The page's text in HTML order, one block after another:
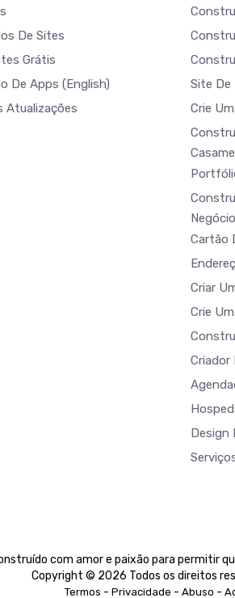
De Sites
Grátis
De Apps (English)
Atualizações
Site De
Crie
Cartão
Criar
Crie
Criador
Design
com amor e paixão para permitir
Copyright © 2026 Todos os direitos
Termos - Privacidade - Abuso -